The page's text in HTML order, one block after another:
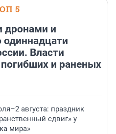
5
дронами и
одиннадцати
Власти
и раненых
августа: праздник
сдвиг» у
мира»